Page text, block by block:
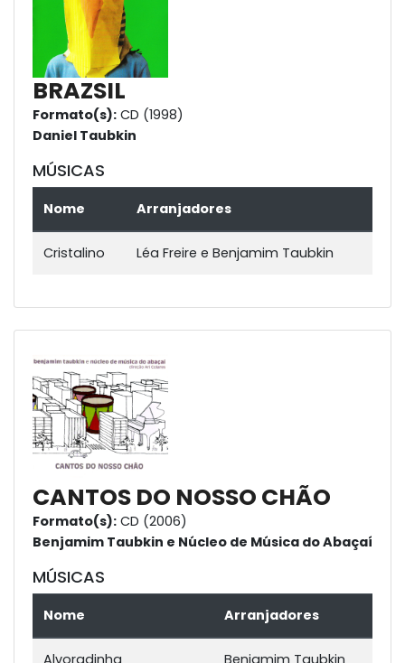
BRAZSIL
Formato(s): CD (1998)
Daniel Taubkin
MÚSICAS
Nome Arranjadores
Cristalino Léa Freire e Benjamim Taubkin
CANTOS DO NOSSO CHÃO
Formato(s): CD (2006)
Benjamim Taubkin e Núcleo de Música do Abaçaí
MÚSICAS
Nome Arranjadores